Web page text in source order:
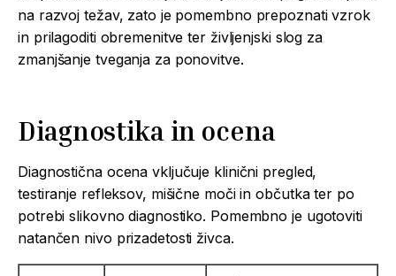
na razvoj težav, zato je pomembno prepoznati vzrok
in prilagoditi obremenitve ter življenjski slog za
zmanjšanje tveganja za ponovitve.
Diagnostika in ocena
Diagnostična ocena vključuje klinični pregled,
testiranje refleksov, mišične moči in občutka ter po
potrebi slikovno diagnostiko. Pomembno je ugotoviti
natančen nivo prizadetosti živca.